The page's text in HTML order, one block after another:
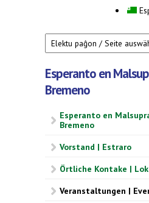
Esperanto en
Bremeno
Esperanto en
Bremeno
Vorstand | Estraro
Örtliche Kontake |
Veranstaltungen |